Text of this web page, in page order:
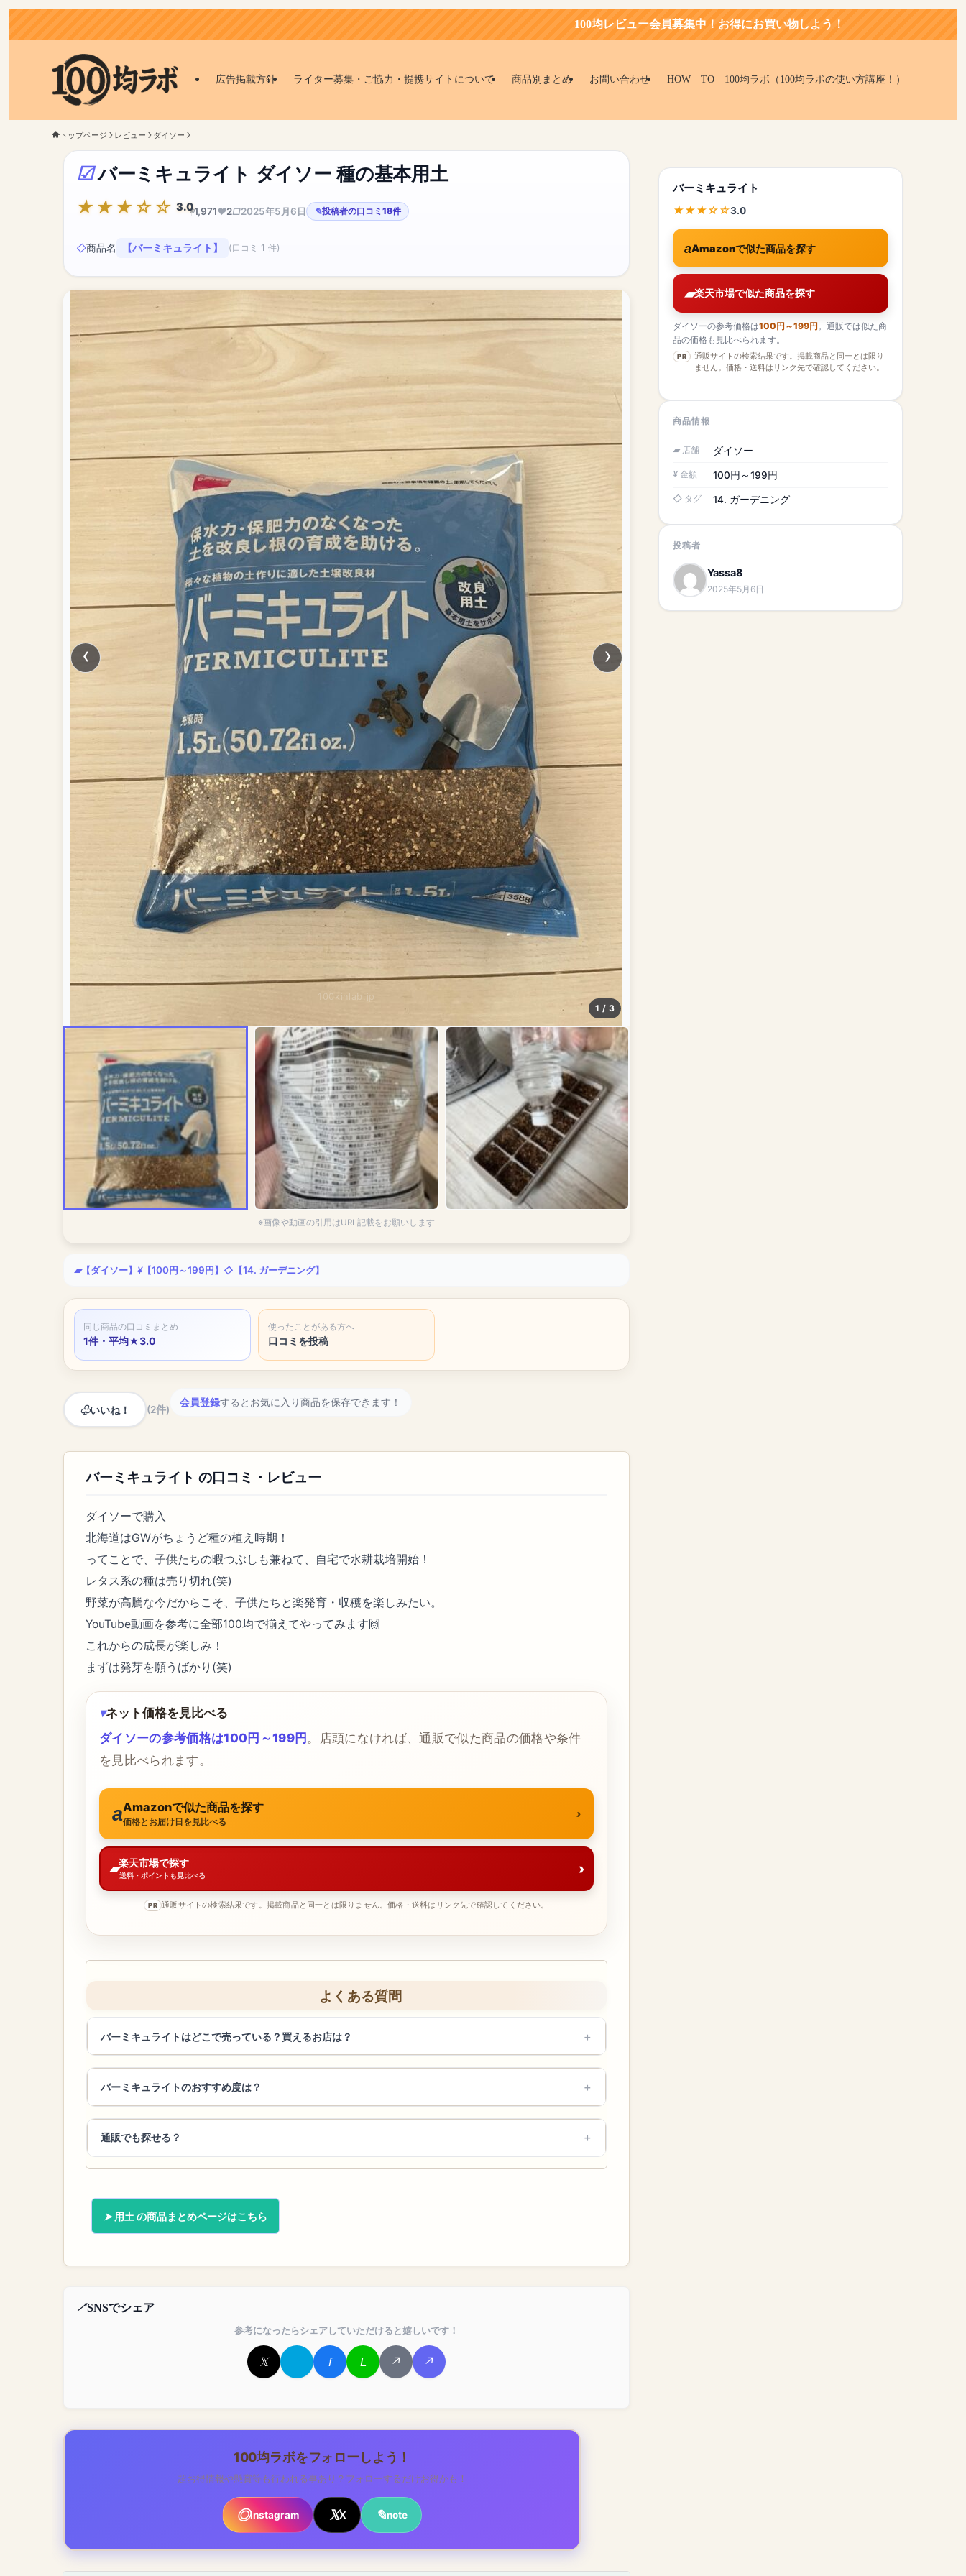
100均レビュー会員募集中！お得にお買い物しよう！
広告掲載方針 ライター募集・ご協力・提携サイトについて 商品別まとめ お問い合わせ HOW TO 100均ラボ（100均ラボの使い方講座！）
トップページ レビュー ダイソー
バーミキュライト ダイソー 種の基本用土
3.01,971 2 2025年5月6日 投稿者の口コミ18件
商品名 【バーミキュライト】 (口コミ 1 件)
100kinlab.jp
1 / 3
※画像や動画の引用はURL記載をお願いします
【ダイソー】 【100円～199円】 【14. ガーデニング】
同じ商品の口コミまとめ
1件・平均★3.0
使ったことがある方へ
口コミを投稿
いいね！ (2件)
会員登録するとお気に入り商品を保存できます！
バーミキュライト の口コミ・レビュー
ダイソーで購入
北海道はGWがちょうど種の植え時期！
ってことで、子供たちの暇つぶしも兼ねて、自宅で水耕栽培開始！
レタス系の種は売り切れ(笑)
野菜が高騰な今だからこそ、子供たちと楽発育・収穫を楽しみたい。
YouTube動画を参考に全部100均で揃えてやってみます🙌
これからの成長が楽しみ！
まずは発芽を願うばかり(笑)
ネット価格を見比べる
ダイソーの参考価格は100円～199円。店頭になければ、通販で似た商品の価格や条件
を見比べられます。
Amazonで似た商品を探す
価格とお届け日を見比べる
楽天市場で探す
送料・ポイントも見比べる ›
PR 通販サイトの検索結果です。掲載商品と同一とは限りません。価格・送料はリンク先で確認してください。
よくある質問
バーミキュライトはどこで売っている？買えるお店は？
バーミキュライトのおすすめ度は？
通販でも探せる？
用土 の商品まとめページはこちら
SNSでシェア
参考になったらシェアしていただけると嬉しいです！
100均ラボをフォローしよう！
超お得情報や懸賞等も行われる事あり？フォローするだけお得かも！
Instagram X note
バーミキュライト
3.0
Amazonで似た商品を探す
楽天市場で似た商品を探す
ダイソーの参考価格は100円～199円 。通販では似た商
品の価格も見比べられます。
PR
通販サイトの検索結果です。掲載商品と同一とは限り
ません。価格・送料はリンク先で確認してください。
商品情報
店舗 ダイソー
金額 100円～199円
タグ 14. ガーデニング
投稿者
Yassa8
2025年5月6日